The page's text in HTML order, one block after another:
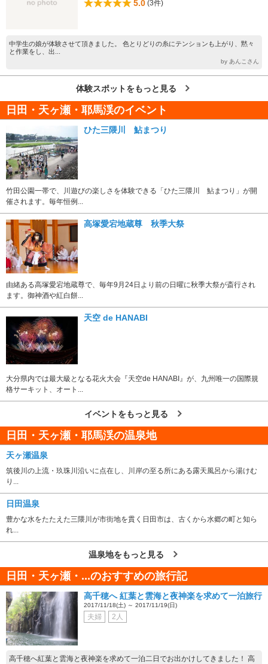
5.0 (3件)
中学生の娘が体験させて頂きました。 色とりどりの糸にテンションも上がり、黙々
と作業をし、出...
by あんこさん
体験スポットをもっと見る
日田・天ヶ瀬・耶馬渓のイベント
ひた三隈川 鮎まつり
竹田公園一帯で、川遊びの楽しさを体験できる「ひた三隈川 鮎まつり」が開
催されます。毎年恒例...
高塚愛宕地蔵尊 秋季大祭
由緒ある高塚愛宕地蔵尊で、毎年9月24日より前の日曜に秋季大祭が斎行され
ます。御神酒や紅白餅...
天空 de HANABI
大分県内では最大級となる花火大会『天空de HANABI』が、九州唯一の国際規
格サーキット、オート...
イベントをもっと見る
日田・天ヶ瀬・耶馬渓の温泉地
天ヶ瀬温泉
筑後川の上流・玖珠川沿いに点在し、川岸の至る所にある露天風呂から湯けむ
り...
日田温泉
豊かな水をたたえた三隈川が市街地を貫く日田市は、古くから水郷の町と知ら
れ...
温泉地をもっと見る
日田・天ヶ瀬・...のおすすめの旅行記
高千穂へ 紅葉と雲海と夜神楽を求めて一泊旅行
2017/11/18(土) ～ 2017/11/19(日)
夫婦 2人
高千穂へ紅葉と雲海と夜神楽を求めて一泊二日でお出かけしてきました！ 高